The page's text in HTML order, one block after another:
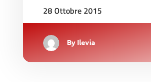
28 Ottobre 2015
By Ilevia